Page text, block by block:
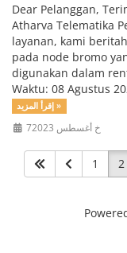
Dear Pelanggan,
Atharva Telematika
layanan, kami
pada node bromo
digunakan dalam
Waktu: 08 Agustus
إقرأ المزيد »
7خ أغسطس 2023
1 2